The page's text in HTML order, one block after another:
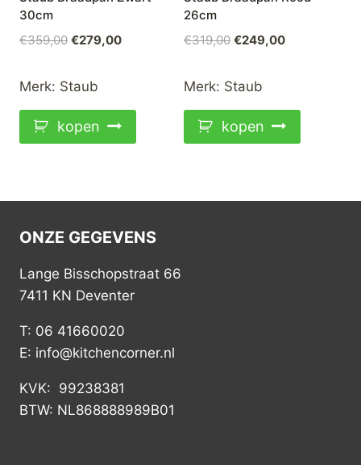
30cm
€359,00 Oorspronkelijke
was:
€279,00Huidige
Merk: Staub
kopen
26cm
€319,00 Oorspronkelijke
was:
€249,00Huidige
Merk: Staub
kopen
ONZE GEGEVENS
Lange Bisschopstraat 66
7411 KN Deventer
T: 06 41660020
E: info@kitchencorner.nl
KVK: 99238381
BTW: NL868888989B01